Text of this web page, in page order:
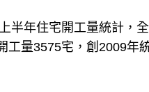
半年住宅開工量統計，
工量3575宅，創2009年